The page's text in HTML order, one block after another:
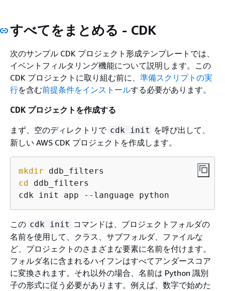
すべてをまとめる - CDK
次のサンプル CDK プロジェクト形成テンプレートでは、
イベントフィルタリング機能について説明します。この
CDK プロジェクトに取り組む前に、 準備スクリプトの実
行を含む前提条件をインストールする必要があります。
CDK プロジェクトを作成する
まず、空のディレクトリで cdk init を呼び出して、
新しい AWS CDK プロジェクトを作成します。
mkdir
cd ddb_filters
cdk init app --language python
この cdk init コマンドは、プロジェクトフォルダの
名前を使用して、クラス、サブフォルダ、ファイルな
ど、プロジェクトのさまざまな要素に名前を付けます。
フォルダ名に含まれるハイフンはすべてアンダースコア
に変換されます。それ以外の場合、名前は Python 識別
子の形式に従う必要があります。例えば、数字で始めた